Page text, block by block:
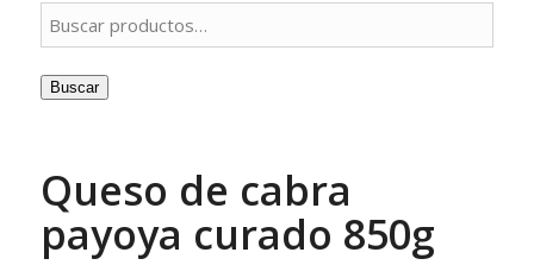
Buscar
Queso de cabra
payoya curado 850g